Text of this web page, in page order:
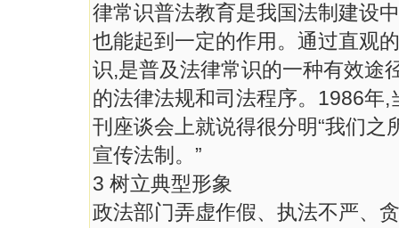
律常识普法教育是我国法制建设
也能起到一定的作用。通过直观
识,是普及法律常识的一种有效途
的法律法规和司法程序。1986年
刊座谈会上就说得很分明“我们
宣传法制。”
3 树立典型形象
政法部门弄虚作假、执法不严、